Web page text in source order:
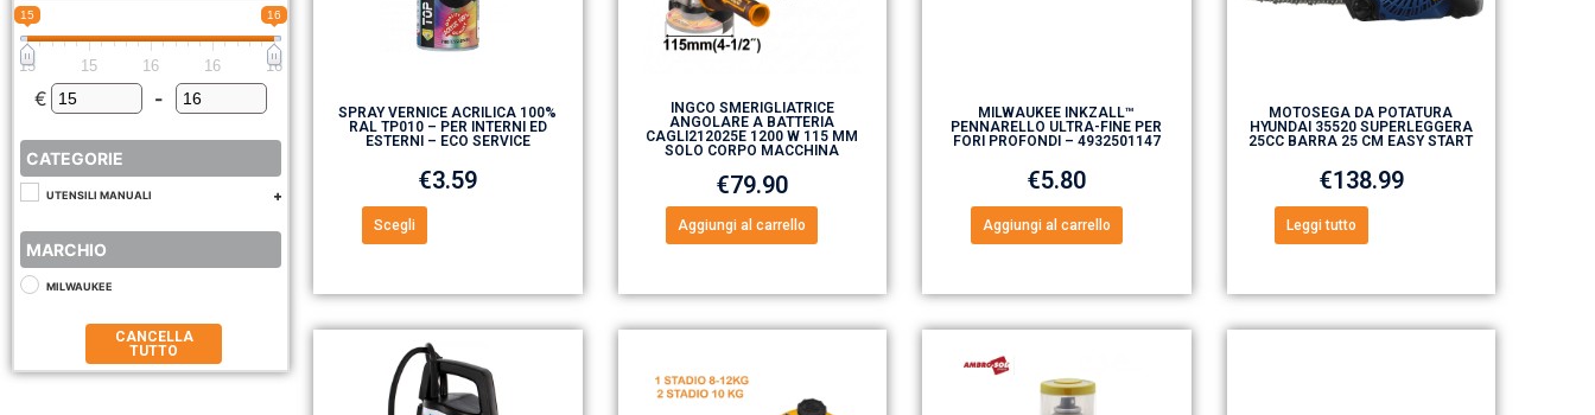
15 16
15 15 16 16 16
€ Minimum Price
-
Maximum Price
CATEGORIE
UTENSILI MANUALI
MARCHIO
MILWAUKEE
CANCELLA
TUTTO
SPRAY VERNICE ACRILICA 100%
RAL TP010 – PER INTERNI ED
ESTERNI – ECO SERVICE
€3.59
Scegli
INGCO SMERIGLIATRICE
ANGOLARE A BATTERIA
CAGLI212025E 1200 W 115 MM
SOLO CORPO MACCHINA
€79.90
Aggiungi al carrello
MILWAUKEE INKZALL™
PENNARELLO ULTRA-FINE PER
FORI PROFONDI – 4932501147
€5.80
Aggiungi al carrello
MOTOSEGA DA POTATURA
HYUNDAI 35520 SUPERLEGGERA
25CC BARRA 25 CM EASY START
€138.99
Leggi tutto